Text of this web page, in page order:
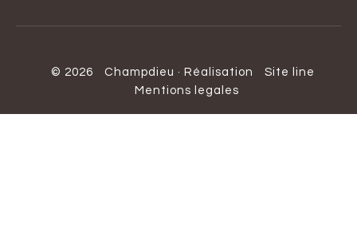
© 2026 Champdieu · Réalisation
Site line
Mentions legales